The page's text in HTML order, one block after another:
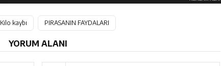
Kilo kaybı PIRASANIN FAYDALARI
YORUM ALANI